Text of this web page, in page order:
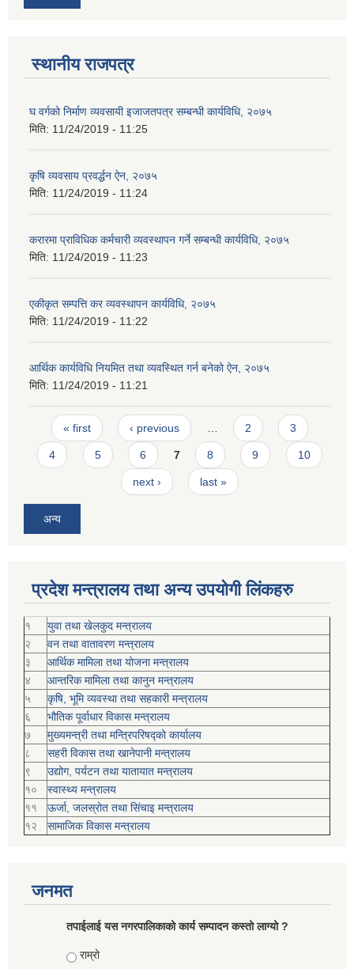
स्थानीय राजपत्र
घ वर्गको निर्माण व्यवसायी इजाजतपत्र सम्बन्धी कार्यविधि, २०७५
मिति: 11/24/2019 - 11:25
कृषि व्यवसाय प्रवर्द्धन ऐन, २०७५
मिति: 11/24/2019 - 11:24
करारमा प्राविधिक कर्मचारी व्यवस्थापन गर्ने सम्बन्धी कार्यविधि, २०७५
मिति: 11/24/2019 - 11:23
एकीकृत सम्पत्ति कर व्यवस्थापन कार्यविधि, २०७५
मिति: 11/24/2019 - 11:22
आर्थिक कार्यविधि नियमित तथा व्यवस्थित गर्न बनेको ऐन, २०७५
मिति: 11/24/2019 - 11:21
Pages
« first ‹ previous … 2 3
4 5 6 7 8 9 10
next › last »
अन्य
प्रदेश मन्त्रालय तथा अन्य उपयोगी लिंकहरु
१
युवा तथा खेलकुद मन्त्रालय
२
वन तथा वातावरण मन्त्रालय
३
आर्थिक मामिला तथा योजना मन्त्रालय
४
आन्तरिक मामिला तथा कानुन मन्त्रालय
५
कृषि, भूमि व्यवस्था तथा सहकारी मन्त्रालय
६
भौतिक पूर्वाधार विकास मन्त्रालय
७
मुख्यमन्त्री तथा मन्त्रिपरिषद्को कार्यालय
८
सहरी विकास तथा खानेपानी मन्त्रालय
९
उद्योग, पर्यटन तथा यातायात मन्त्रालय
१०
स्वास्थ्य मन्त्रालय
११
ऊर्जा, जलस्रोत तथा सिंचाइ मन्त्रालय
१२
सामाजिक विकास मन्‍‍त्रालय
जनमत
तपाईलाई यस नगरपालिकाको कार्य सम्पादन कस्तो लाग्यो ?
Choices
राम्रो